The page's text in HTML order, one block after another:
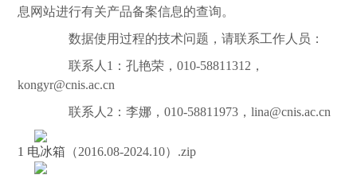
息网站进行有关产品备案信息的查询。
数据使用过程的技术问题，请联系工作人员：
联系人1：孔艳荣，010-58811312，
kongyr@cnis.ac.cn
联系人2：李娜，010-58811973，lina@cnis.ac.cn
1 电冰箱 （2016.08-2024.10）.zip